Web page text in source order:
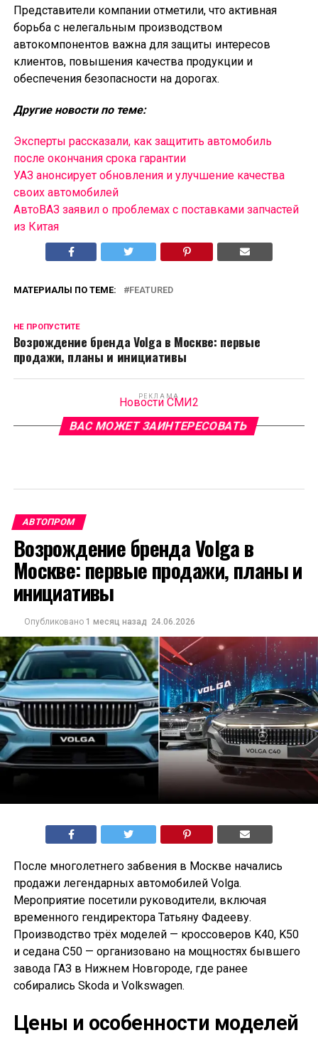
Представители компании отметили, что активная
борьба с нелегальным производством
автокомпонентов важна для защиты интересов
клиентов, повышения качества продукции и
обеспечения безопасности на дорогах.
Другие новости по теме:
Эксперты рассказали, как защитить автомобиль
после окончания срока гарантии
УАЗ анонсирует обновления и улучшение качества
своих автомобилей
АвтоВАЗ заявил о проблемах с поставками запчастей
из Китая
МАТЕРИАЛЫ ПО ТЕМЕ: FEATURED
НЕ ПРОПУСТИТЕ
Возрождение бренда Volga в Москве: первые
продажи, планы и инициативы
РЕКЛАМА
Новости СМИ2
ВАС МОЖЕТ ЗАИНТЕРЕСОВАТЬ
АВТОПРОМ
Возрождение бренда Volga в
Москве: первые продажи, планы и
инициативы
Опубликовано 1 месяц назад 24.06.2026
После многолетнего забвения в Москве начались
продажи легендарных автомобилей Volga.
Мероприятие посетили руководители, включая
временного гендиректора Татьяну Фадееву.
Производство трёх моделей — кроссоверов K40, K50
и седана С50 — организовано на мощностях бывшего
завода ГАЗ в Нижнем Новгороде, где ранее
собирались Skoda и Volkswagen.
Цены и особенности моделей